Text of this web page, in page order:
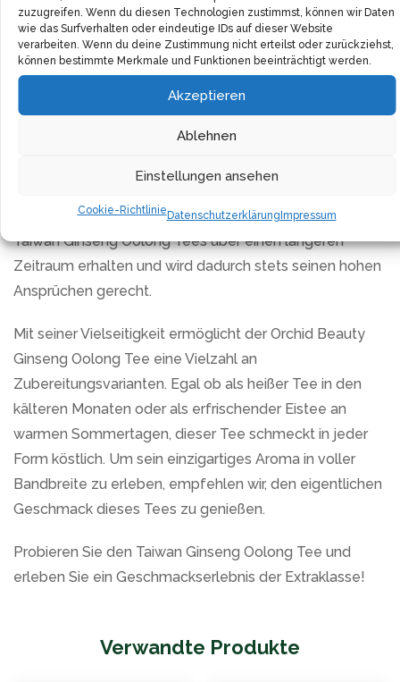
zuzugreifen. Wenn du diesen Technologien zustimmst, können wir Daten
wie das Surfverhalten oder eindeutige IDs auf dieser Website
verarbeiten. Wenn du deine Zustimmung nicht erteilst oder zurückziehst,
können bestimmte Merkmale und Funktionen beeinträchtigt werden.
Akzeptieren
Ablehnen
Einstellungen ansehen
Cookie-RichtlinieDatenschutzerklärung Impressum
frische Taiwan Oolong Tee in seinen natürlichen
Wachstumszyklen geerntet, um die optimale Frische
und den Geschmack zu gewährleisten. Die Teeblätter
werden zum Höhepunkt ihrer Reife sorgfältig geerntet
bleibt die Frische, das Aroma und der Geschmack des
Taiwan Ginseng Oolong Tees über einen längeren
Zeitraum erhalten und wird dadurch stets seinen hohen
Ansprüchen gerecht.
Mit seiner Vielseitigkeit ermöglicht der Orchid Beauty
Ginseng Oolong Tee eine Vielzahl an
Zubereitungsvarianten. Egal ob als heißer Tee in den
kälteren Monaten oder als erfrischender Eistee an
warmen Sommertagen, dieser Tee schmeckt in jeder
Form köstlich. Um sein einzigartiges Aroma in voller
Bandbreite zu erleben, empfehlen wir, den eigentlichen
Geschmack dieses Tees zu genießen.
Probieren Sie den Taiwan Ginseng Oolong Tee und
erleben Sie ein Geschmackserlebnis der Extraklasse!
Verwandte Produkte